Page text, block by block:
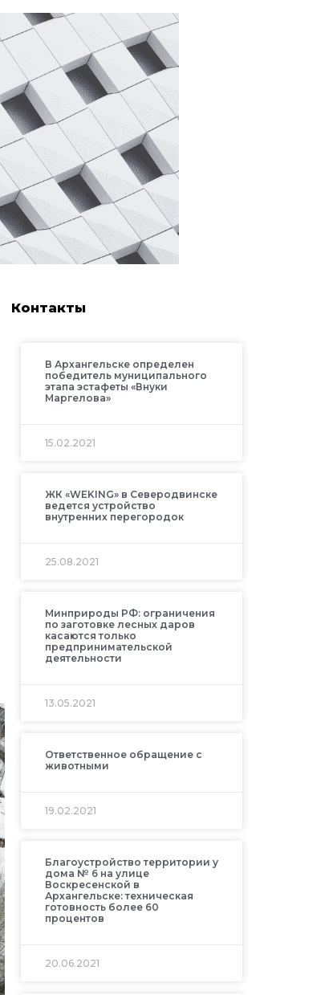
Контакты
В Архангельске определен
победитель муниципального
этапа эстафеты «Внуки
Маргелова»
15.02.2021
ЖК «WEKING» в Северодвинске
ведется устройство
внутренних перегородок
25.08.2021
Минприроды РФ: ограничения
по заготовке лесных даров
касаются только
предпринимательской
деятельности
13.05.2021
Ответственное обращение с
животными
19.02.2021
Благоустройство территории у
дома № 6 на улице
Воскресенской в
Архангельске: техническая
готовность более 60
процентов
20.06.2021